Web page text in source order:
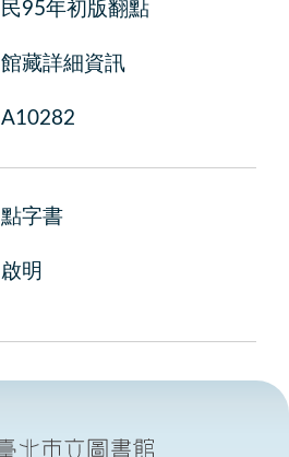
民95年初版翻點
館藏詳細資訊
A10282
點字書
啟明